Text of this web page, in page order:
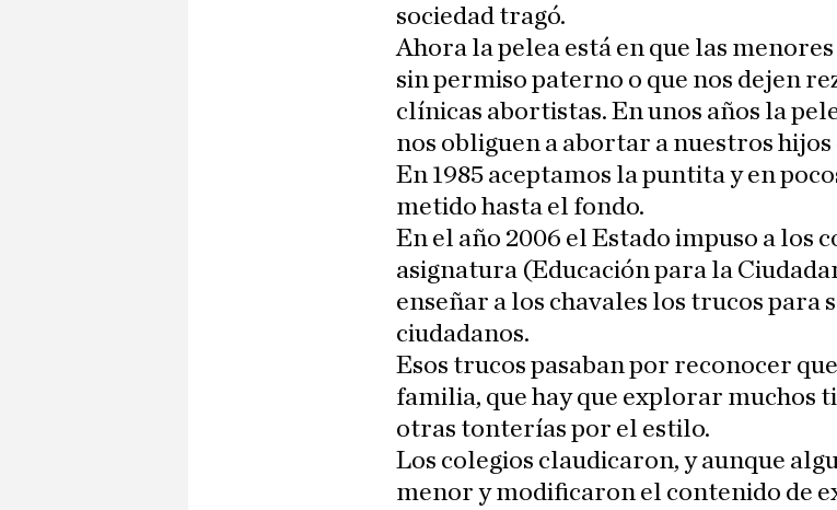
sociedad tragó.
Ahora la pelea está en que las
sin permiso paterno o que nos dejen
clínicas abortistas. En unos años la
nos obliguen a abortar a nuestros
En 1985 aceptamos la puntita y en
metido hasta el fondo.
En el año 2006 el Estado impuso a los
asignatura (Educación para la
enseñar a los chavales los trucos para
ciudadanos.
Esos trucos pasaban por reconocer
familia, que hay que explorar muchos
otras tonterías por el estilo.
Los colegios claudicaron, y aunque
menor y modificaron el contenido de